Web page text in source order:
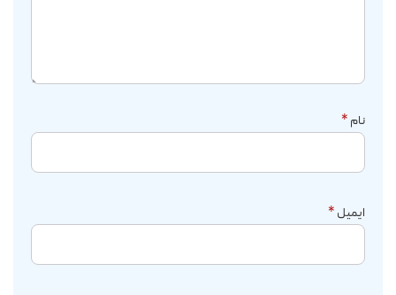
نام*
ایمیل*